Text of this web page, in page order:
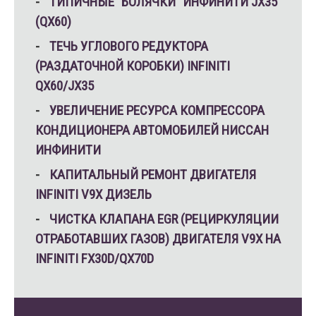
(QX60)
ТЕЧЬ УГЛОВОГО РЕДУКТОРА
(РАЗДАТОЧНОЙ КОРОБКИ) INFINITI
QX60/JX35
УВЕЛИЧЕНИЕ РЕСУРСА КОМПРЕССОРА
КОНДИЦИОНЕРА АВТОМОБИЛЕЙ НИССАН
ИНФИНИТИ
КАПИТАЛЬНЫЙ РЕМОНТ ДВИГАТЕЛЯ
INFINITI V9X ДИЗЕЛЬ
ЧИСТКА КЛАПАНА EGR (РЕЦИРКУЛЯЦИИ
ОТРАБОТАВШИХ ГАЗОВ) ДВИГАТЕЛЯ V9X НА
INFINITI FX30D/QX70D